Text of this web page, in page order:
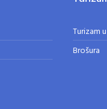
Turizam
Brošura